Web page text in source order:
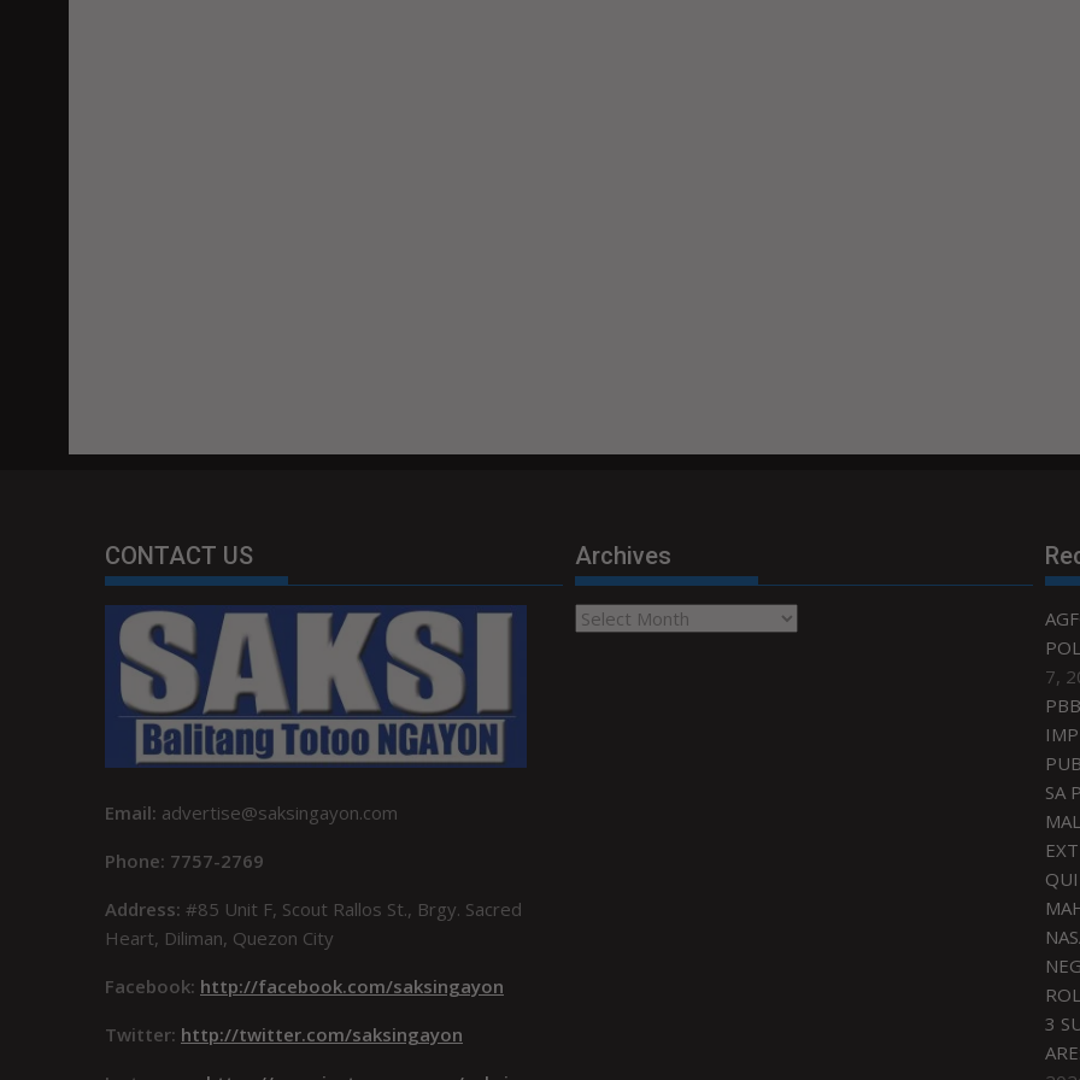
CONTACT US
Email: advertise@saksingayon.com
Phone: 7757-2769
Address: #85 Unit F, Scout Rallos St., Brgy. Sacred
Heart, Diliman, Quezon City
Facebook: http://facebook.com/saksingayon
Twitter: http://twitter.com/saksingayon
Archives
Archives
7,
SA
3